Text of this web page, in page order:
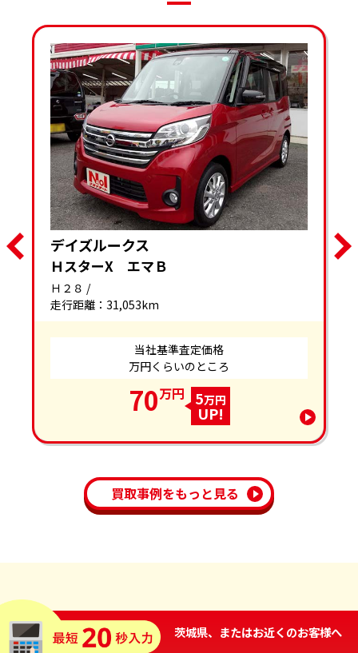
デイズルークス
ＨスターX エマＢ
Ｈ２８ /
走行距離：31,053km
当社基準査定価格
万円くらいのところ
70万円 5万円
UP!
買取事例をもっと見る
茨城県、またはお近くのお客様へ